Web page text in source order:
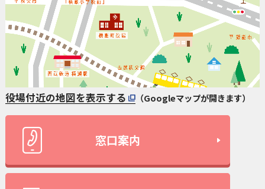
役場付近の地図を表示する （Googleマップが開きます）
窓口案内